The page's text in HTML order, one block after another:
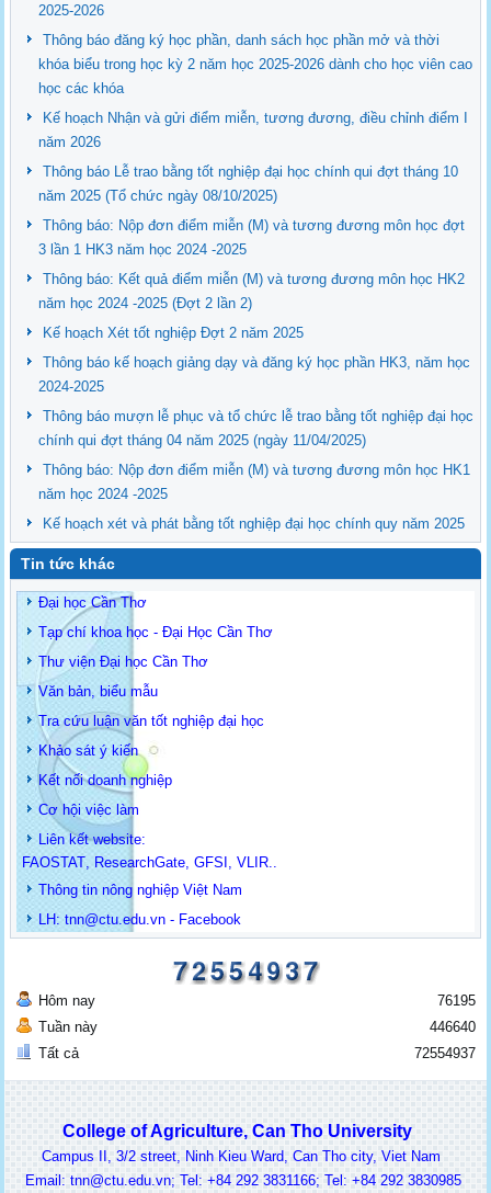
2025-2026
Thông báo đăng ký học phần, danh sách học phần mở và thời
khóa biểu trong học kỳ 2 năm học 2025-2026 dành cho học viên cao
học các khóa
Kế hoạch Nhận và gửi điểm miễn, tương đương, điều chỉnh điểm I
năm 2026
Thông báo Lễ trao bằng tốt nghiệp đại học chính qui đợt tháng 10
năm 2025 (Tổ chức ngày 08/10/2025)
Thông báo: Nộp đơn điểm miễn (M) và tương đương môn học đợt
3 lần 1 HK3 năm học 2024 -2025
Thông báo: Kết quả điểm miễn (M) và tương đương môn học HK2
năm học 2024 -2025 (Đợt 2 lần 2)
Kế hoạch Xét tốt nghiệp Đợt 2 năm 2025
Thông báo kế hoạch giảng dạy và đăng ký học phần HK3, năm học
2024-2025
Thông báo mượn lễ phục và tổ chức lễ trao bằng tốt nghiệp đại học
chính qui đợt tháng 04 năm 2025 (ngày 11/04/2025)
Thông báo: Nộp đơn điểm miễn (M) và tương đương môn học HK1
năm học 2024 -2025
Kế hoạch xét và phát bằng tốt nghiệp đại học chính quy năm 2025
Tin tức khác
Đại học Cần Thơ
Tạp chí khoa học - Đại Học Cần Thơ
Thư viện Đại học Cần Thơ
Văn bản, biểu mẫu
Tra cứu luận văn tốt nghiệp đại học
Khảo sát ý kiến
Kết nối doanh nghiệp
Cơ hội việc làm
Liên kết website:
FAOSTAT ResearchGate ,GFSI ,VLIR
Thông tin nông nghiệp Việt Nam
LH: tnn@ctu.edu.vn - Facebook
Hôm nay
Tuần này
Tất cả
76195
446640
72554937
College of Agriculture, Can Tho University
II, 3/2 street, Ninh Kieu Ward, Can Tho city, Viet Nam
tnn@ctu.edu.vn; Tel: +84 292 3831166; Tel: +84 292 3830985